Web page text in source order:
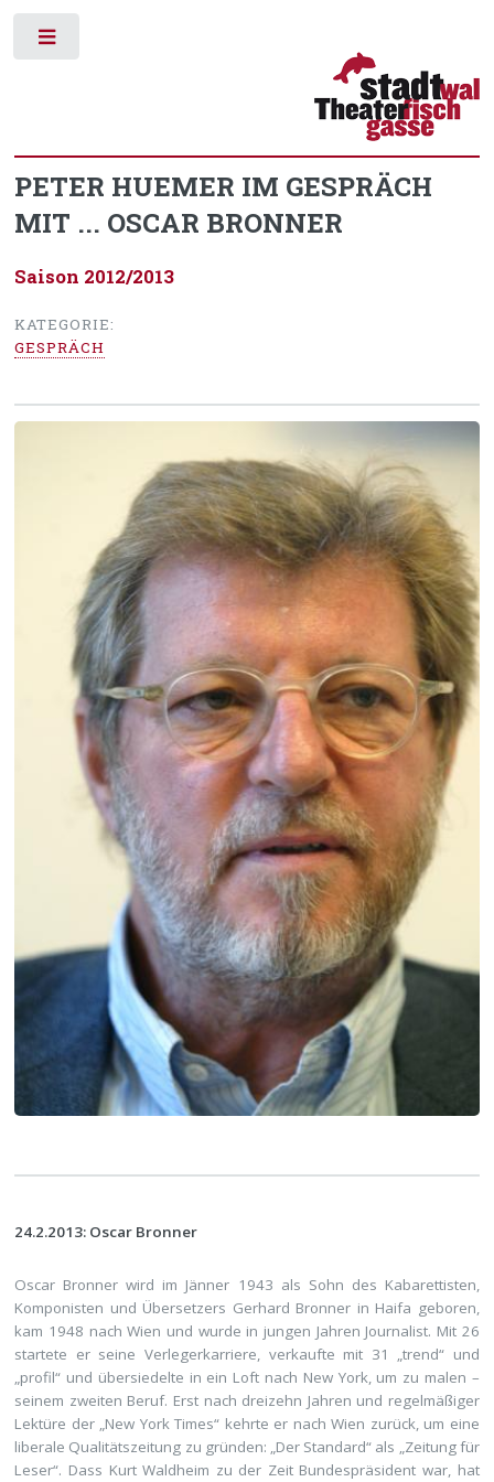
PETER HUEMER IM GESPRÄCH
MIT ... OSCAR BRONNER
Saison 2012/2013
KATEGORIE:
GESPRÄCH
24.2.2013: Oscar Bronner
Oscar Bronner wird im Jänner 1943 als Sohn des Kabarettisten,
Komponisten und Übersetzers Gerhard Bronner in Haifa geboren,
kam 1948 nach Wien und wurde in jungen Jahren Journalist. Mit 26
startete er seine Verlegerkarriere, verkaufte mit 31 „trend“ und
„profil“ und übersiedelte in ein Loft nach New York, um zu malen –
seinem zweiten Beruf. Erst nach dreizehn Jahren und regelmäßiger
Lektüre der „New York Times“ kehrte er nach Wien zurück, um eine
liberale Qualitätszeitung zu gründen: „Der Standard“ als „Zeitung für
Leser“. Dass Kurt Waldheim zu der Zeit Bundespräsident war, hat